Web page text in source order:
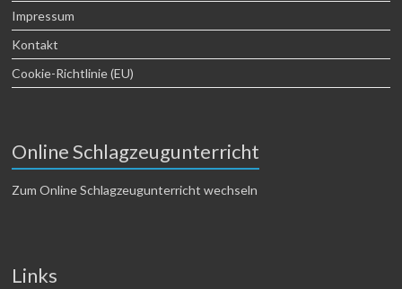
Impressum
Kontakt
Cookie-Richtlinie (EU)
Online Schlagzeugunterricht
Zum Online Schlagzeugunterricht wechseln
Links